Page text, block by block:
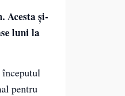
Acesta și-
luni la
începutul
pentru